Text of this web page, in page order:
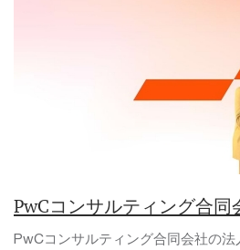
PwCコンサルティング合同
PwCコンサルティング合同会社の法